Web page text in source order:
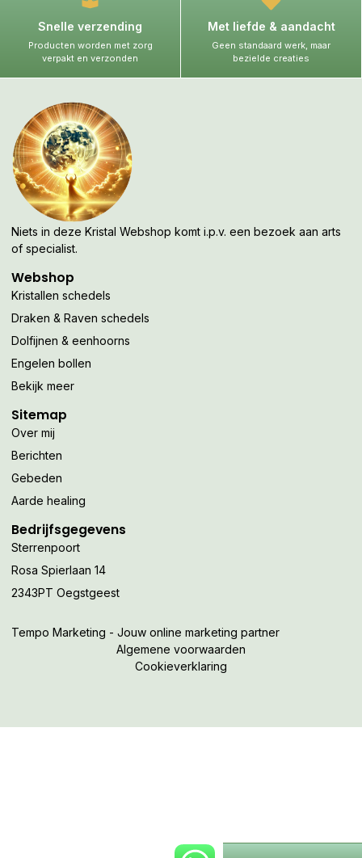
Snelle verzending
Producten worden met zorg
verpakt en verzonden
Met liefde & aandacht
Geen standaard werk, maar
bezielde creaties
Niets in deze Kristal Webshop komt i.p.v. een bezoek aan arts
of specialist.
Webshop
Kristallen schedels
Draken & Raven schedels
Dolfijnen & eenhoorns
Engelen bollen
Bekijk meer
Sitemap
Over mij
Berichten
Gebeden
Aarde healing
Bedrijfsgegevens
Sterrenpoort
Rosa Spierlaan 14
2343PT Oegstgeest
Tempo Marketing - Jouw online marketing partner
Algemene voorwaarden
Cookieverklaring